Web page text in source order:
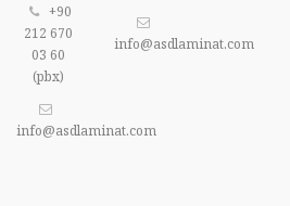
+90
212 670
03 60
(pbx)
info@asdlaminat.com
info@asdlaminat.com